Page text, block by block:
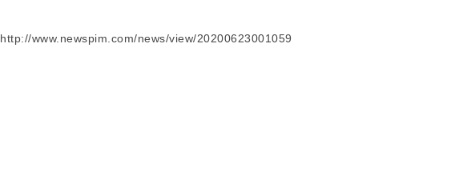
http://www.newspim.com/news/view/20200623001059